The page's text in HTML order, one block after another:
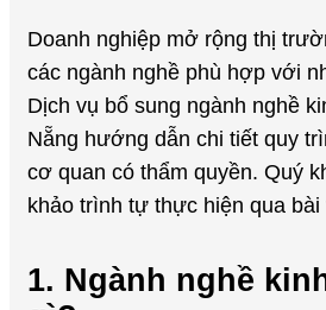
Doanh nghiệp mở rộng thị
các ngành nghề phù hợp với
Dịch vụ bổ sung ngành nghề
Nẵng hướng dẫn chi tiết quy
cơ quan có thẩm quyền. Quý
khảo trình tự thực hiện qua bài
1. Ngành nghề